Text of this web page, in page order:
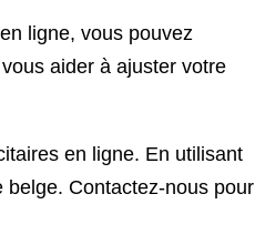
ligne, vous pouvez
aider à ajuster votre
en ligne. En utilisant
Contactez-nous pour